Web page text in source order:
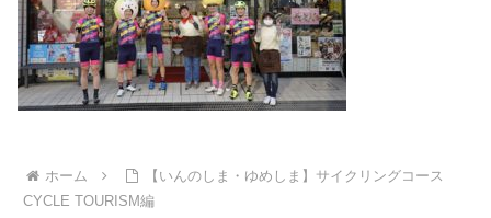
ホーム
【いんのしま・ゆめしま】サイクリングコース
CYCLE TOURISM編